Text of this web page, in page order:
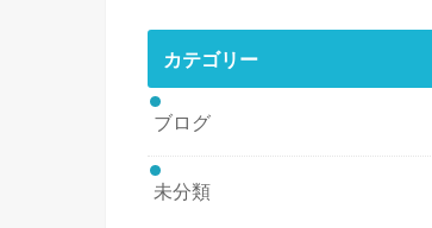
カテゴリー
ブログ
未分類